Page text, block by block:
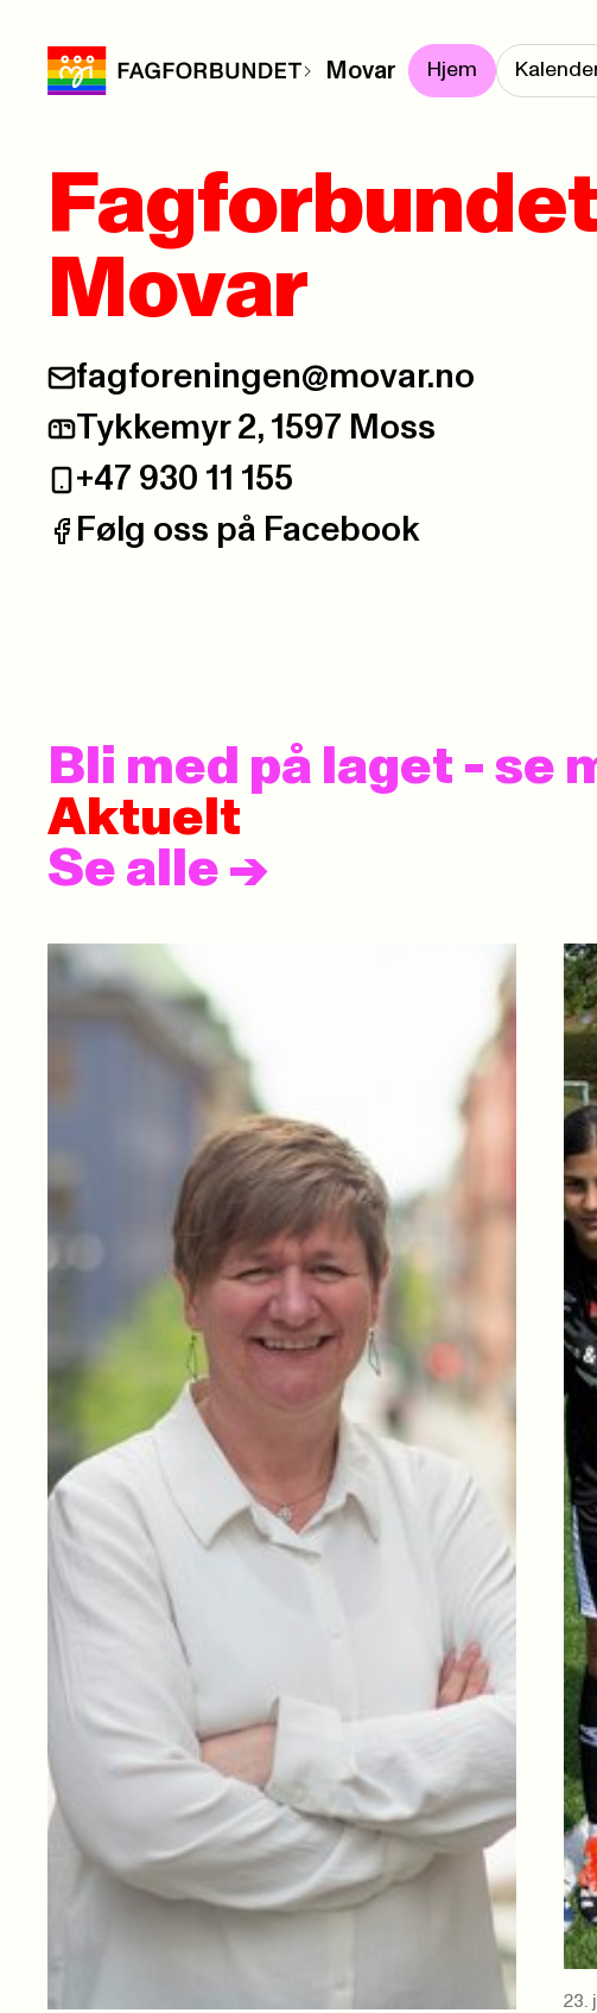
Movar Hjem
Movar
E-post:
fagforeningen@movar.no
Postadresse:
Tykkemyr 2, 1597 Moss
Telefon:
+47 930 11 155
Facebook:
Følg oss på Facebook
Bli med på laget - se
Aktuelt
Se alle ->
23.